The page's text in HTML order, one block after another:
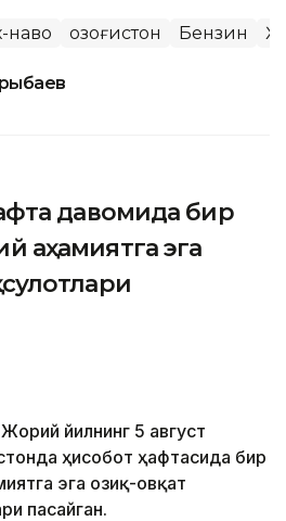
наво Қозоғистон Бензин
давомида бир
аҳамиятга эга
йилнинг 5 август
ҳисобот ҳафтасида бир
эга озиқ-овқат
пасайган.